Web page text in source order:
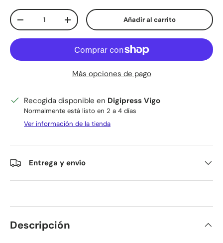
Cant.
Disminuir cantidadAumentar la cantidadAñadir al carrito
Más opciones de pago
Recogida disponible en Digipress Vigo
Normalmente está listo en 2 a 4 días
Ver información de la tienda
Entrega y envío
Descripción